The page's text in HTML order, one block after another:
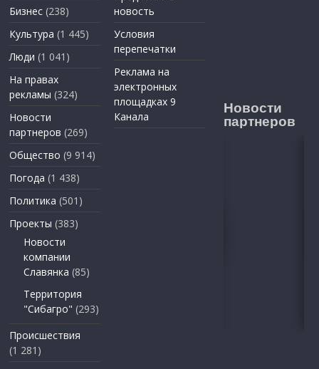
Бизнес (238)
Культура (1 445)
Люди (1 041)
На правах
рекламы (324)
Новости
партнеров (269)
Общество (9 914)
Погода (1 438)
Политика (501)
Проекты (383)
Новости
компании
Славянка (85)
Территория
"Сибагро" (293)
Происшествия
(1 281)
новость
Условия
перепечатки
Реклама на
электронных
площадках 9
Канала
Новости
партнеров